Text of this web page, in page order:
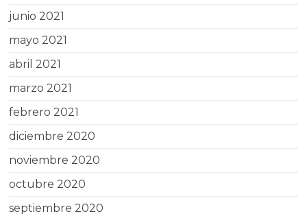
junio 2021
mayo 2021
abril 2021
marzo 2021
febrero 2021
diciembre 2020
noviembre 2020
octubre 2020
septiembre 2020